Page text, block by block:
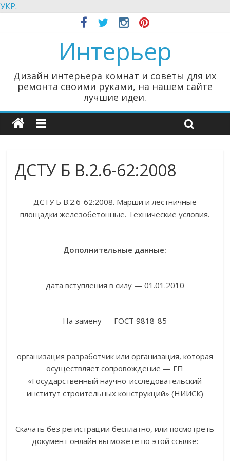
УКР.
Интерьер
Дизайн интерьера комнат и советы для их
ремонта своими руками, на нашем сайте
лучшие идеи.
ДСТУ Б В.2.6-62:2008
ДСТУ Б В.2.6-62:2008. Марши и лестничные
площадки железобетонные. Технические условия.
Дополнительные данные:
дата вступления в силу — 01.01.2010
На замену — ГОСТ 9818-85
организация разработчик или организация, которая
осуществляет сопровождение — ГП
«Государственный научно-исследовательский
институт строительных конструкций» (НИИСК)
Скачать без регистрации бесплатно, или посмотреть
документ онлайн вы можете по этой ссылке: